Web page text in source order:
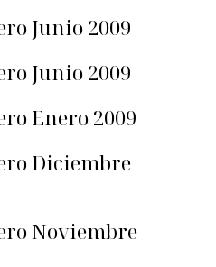
Junio 2009
Junio 2009
Enero 2009
Diciembre
Noviembre